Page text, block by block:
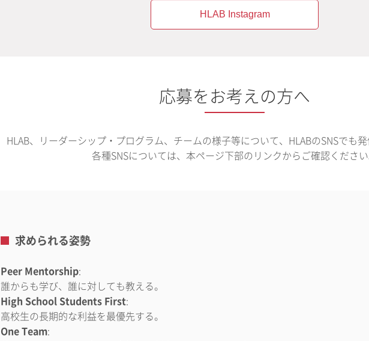
HLAB Instagram
応募をお考えの方へ
HLAB、リーダーシップ・プログラム、チームの様子等について、HLABのSNSでも発
各種SNSについては、本ページ下部のリンクからご確認ください
求められる姿勢
Peer Mentorship:
誰からも学び、誰に対しても教える。
High School Students First:
高校生の長期的な利益を最優先する。
One Team: